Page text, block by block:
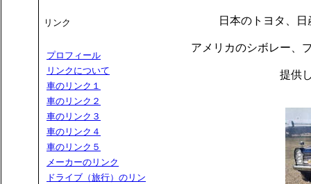
日本のトヨタ、
アメリカのシボレー、
提供
リンク
プロフィール
リンクについて
車のリンク１
車のリンク２
車のリンク３
車のリンク４
車のリンク５
メーカーのリンク
ドライブ（旅行）のリン